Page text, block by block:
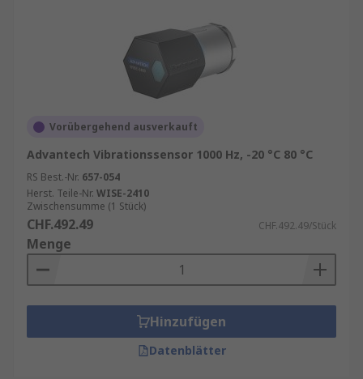
Vorübergehend ausverkauft
Advantech Vibrationssensor 1000 Hz, -20 °C 80 °C
RS Best.-Nr. 657-054
Herst. Teile-Nr. WISE-2410
Zwischensumme (1 Stück)
CHF.492.49 CHF.492.49/Stück
Menge
Hinzufügen
Datenblätter